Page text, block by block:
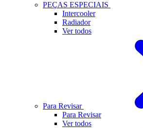
PEÇAS ESPECIAIS
Intercooler
Radiador
Ver todos
Para Revisar
Para Revisar
Ver todos